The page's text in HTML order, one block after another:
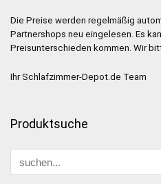
Die Preise werden regelmäßig
Partnershops neu eingelesen. Es
Preisunterschieden kommen. Wir
Ihr Schlafzimmer-Depot.de Team
Produktsuche